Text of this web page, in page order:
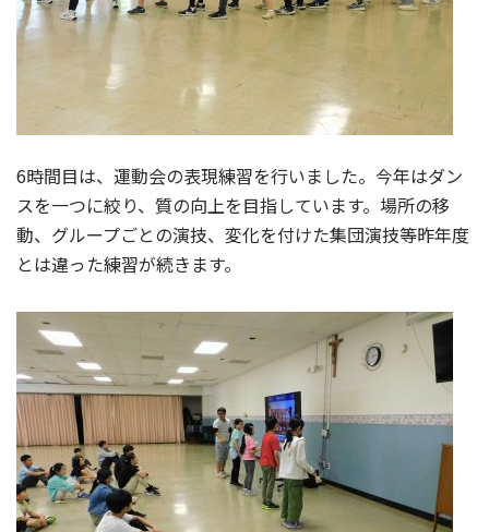
6時間目は、運動会の表現練習を行いました。今年はダン
スを一つに絞り、質の向上を目指しています。場所の移
動、グループごとの演技、変化を付けた集団演技等昨年度
とは違った練習が続きます。